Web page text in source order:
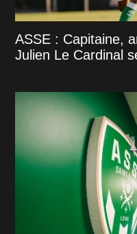
ASSE : Capitaine,
Julien Le Cardinal